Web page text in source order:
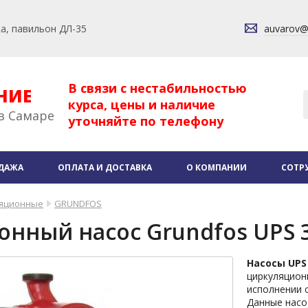
павильон ДЛ-35
Самаре
В связи с нестабильностью
курса, цены и наличие
уточняйте по телефону
ОПЛАТА И ДОСТАВКА О КОМПАНИИ
GRUNDFOS
насос Grundfos UPS
Насосы
исполнении
Данные